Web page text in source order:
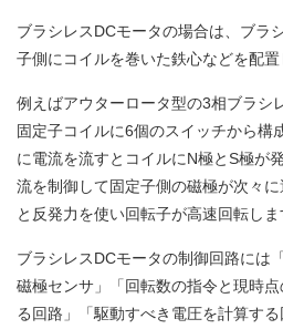
ブラシレスDCモータの場合は、ブラ
子側にコイルを巻いた鉄心などを配置
例えばアウターロータ型の3相ブラシ
固定子コイルに6個のスイッチから構
に電流を流すとコイルにN極とS極が
流を制御して固定子側の磁極が次々
と反発力を使い回転子が高速回転しま
ブラシレスDCモータの制御回路には
磁極センサ」「回転数の指令と現時
る回路」「駆動すべき電圧を計算す